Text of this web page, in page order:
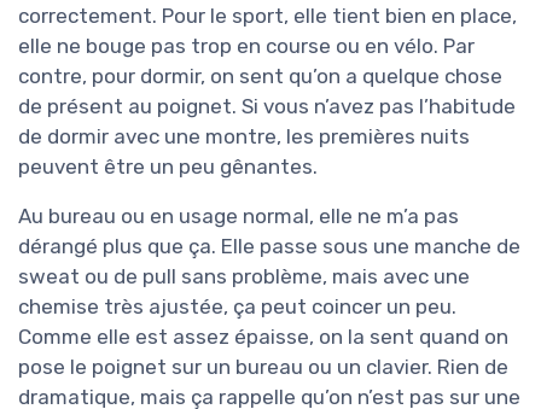
correctement. Pour le sport, elle tient bien en place,
elle ne bouge pas trop en course ou en vélo. Par
contre, pour dormir, on sent qu’on a quelque chose
de présent au poignet. Si vous n’avez pas l’habitude
de dormir avec une montre, les premières nuits
peuvent être un peu gênantes.
Au bureau ou en usage normal, elle ne m’a pas
dérangé plus que ça. Elle passe sous une manche de
sweat ou de pull sans problème, mais avec une
chemise très ajustée, ça peut coincer un peu.
Comme elle est assez épaisse, on la sent quand on
pose le poignet sur un bureau ou un clavier. Rien de
dramatique, mais ça rappelle qu’on n’est pas sur une